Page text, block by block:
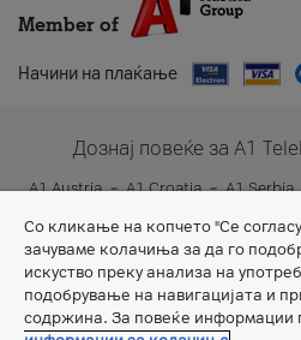
Member of
Начини на плаќање
Дознај повеќе за A1
A1 Austria A1 Croatia A1 Serbia
Со кликање на копчето "Се
зачуваме колачиња за да го
искуство преку анализа на
подобрување на навигацијата и
содржина. За повеќе информации